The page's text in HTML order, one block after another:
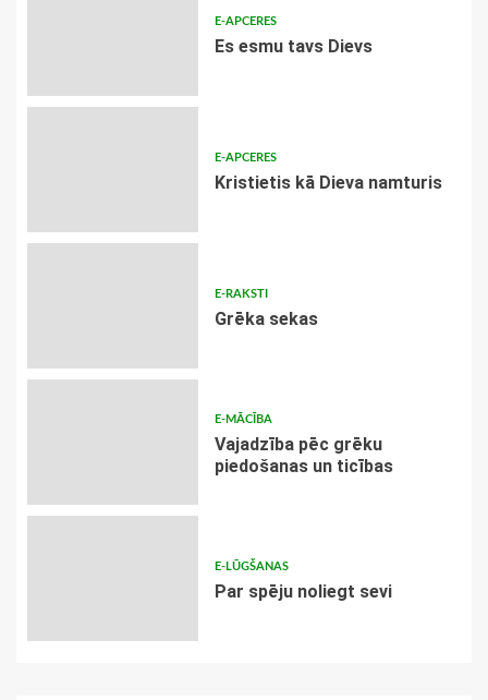
E-APCERES
Es esmu tavs Dievs
E-APCERES
Kristietis kā Dieva namturis
E-RAKSTI
Grēka sekas
E-MĀCĪBA
Vajadzība pēc grēku
piedošanas un ticības
E-LŪGŠANAS
Par spēju noliegt sevi